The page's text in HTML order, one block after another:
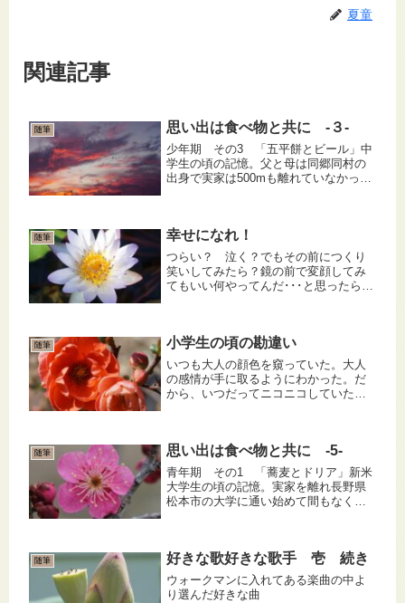
夏童
関連記事
随筆 思い出は食べ物と共に -３-
少年期 その3 「五平餅とビール」中
学生の頃の記憶。父と母は同郷同村の
出身で実家は500mも離れていなかっ
前中は墓参りをし昼からは宴会だ。...
随筆 幸せになれ！
つらい？ 泣く？でもその前につくり
笑いしてみたら？鏡の前で変顔してみ
てもいい何やってんだ･･･と思ったらし
その時は全力で泣けばいい泣いて泣...
随筆 小学生の頃の勘違い
いつも大人の顔色を窺っていた。大人
の感情が手に取るようにわかった。だ
から、いつだってニコニコしていた。
なのに、自分が怒られると面白かっ
た。...
随筆 思い出は食べ物と共に -5-
青年期 その1 「蕎麦とドリア」新米
大学生の頃の記憶。実家を離れ長野県
松本市の大学に通い始めて間もなく、
でも外食はなるべく控え、普段は一...
随筆 好きな歌好きな歌手 壱 続き
ウォークマンに入れてある楽曲の中よ
り選んだ好きな曲